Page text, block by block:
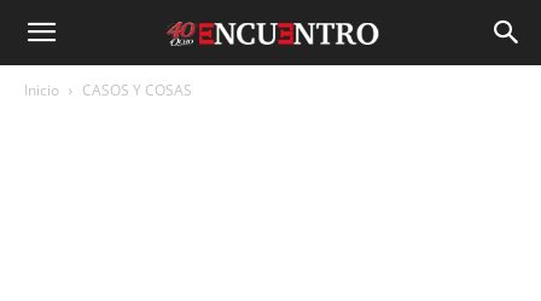
Inicio CASOS Y COSAS